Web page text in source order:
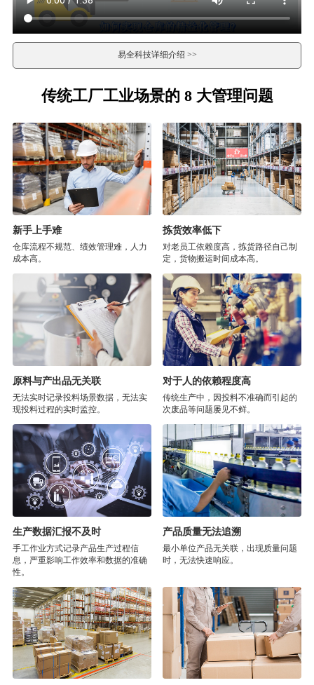
易全科技详细介绍 >>
传统工厂工业场景的 8 大管理问题
新手上手难
仓库流程不规范、绩效管理难，人力
成本高。
拣货效率低下
对老员工依赖度高，拣货路径自己制
定，货物搬运时间成本高。
原料与产出品无关联
无法实时记录投料场景数据，无法实
现投料过程的实时监控。
对于人的依赖程度高
传统生产中，因投料不准确而引起的
次废品等问题屡见不鲜。
生产数据汇报不及时
手工作业方式记录产品生产过程信
息，严重影响工作效率和数据的准确
性。
产品质量无法追溯
最小单位产品无关联，出现质量问题
时，无法快速响应。